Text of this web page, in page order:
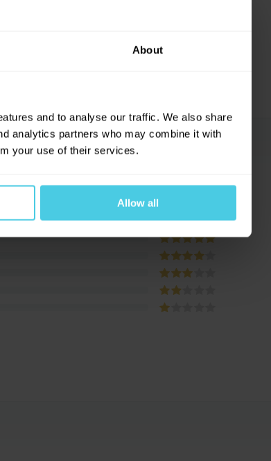
About
and to analyse our traffic. We also share
analytics partners who may combine it with
your use of their services.
Allow all